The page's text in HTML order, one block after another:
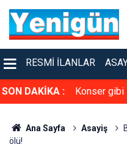
RESMI İLANLAR
SON DAKİKA :
tazeledi! Konser gibi
Ana Sayfa Asayiş
ölü!